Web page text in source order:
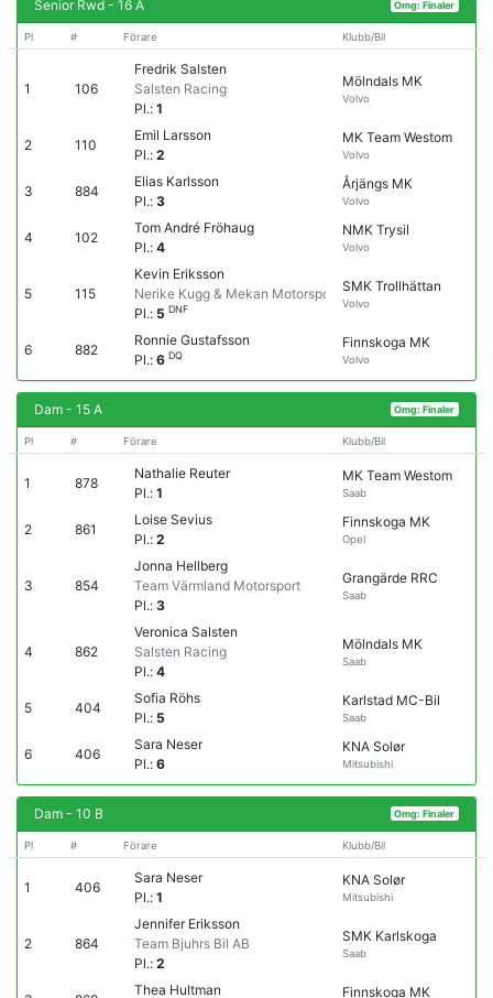
Senior Rwd - 16 A Omg: Finaler
Pl # Förare Klubb/Bil
1 106
Fredrik Salsten
Salsten Racing
Pl.: 1
Mölndals MK
Volvo
2 110
Emil Larsson
Pl.: 2
MK Team Westom
Volvo
3 884
Elias Karlsson
Pl.: 3
Årjängs MK
Volvo
4 102
Tom André Fröhaug
Pl.: 4
NMK Trysil
Volvo
5 115
Kevin Eriksson
Nerike Kugg & Mekan Motorsport
Pl.: 5 DNF
SMK Trollhättan
Volvo
6 882
Ronnie Gustafsson
Pl.: 6 DQ
Finnskoga MK
Volvo
Dam - 15 A Omg: Finaler
Pl # Förare Klubb/Bil
1 878
Nathalie Reuter
Pl.: 1
MK Team Westom
Saab
2 861
Loise Sevius
Pl.: 2
Finnskoga MK
Opel
3 854
Jonna Hellberg
Team Värmland Motorsport
Pl.: 3
Grangärde RRC
Saab
4 862
Veronica Salsten
Salsten Racing
Pl.: 4
Mölndals MK
Saab
5 404
Sofia Röhs
Pl.: 5
Karlstad MC-Bil
Saab
6 406
Sara Neser
Pl.: 6
KNA Solør
Mitsubishi
Dam - 10 B Omg: Finaler
Pl # Förare Klubb/Bil
1 406
Sara Neser
Pl.: 1
KNA Solør
Mitsubishi
2 864
Jennifer Eriksson
Team Bjuhrs Bil AB
Pl.: 2
SMK Karlskoga
Saab
Thea Hultman Finnskoga MK